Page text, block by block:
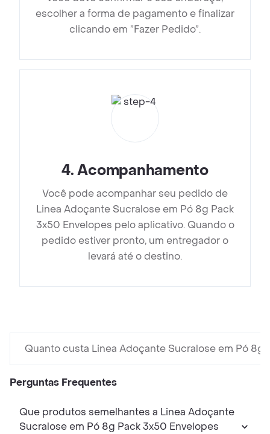
escolher a forma de pagamento e finalizar
clicando em ”Fazer Pedido”.
4.Acompanhamento
Você pode acompanhar seu pedido de
Linea Adoçante Sucralose em Pó 8g Pack
3x50 Envelopes pelo aplicativo. Quando o
pedido estiver pronto, um entregador o
levará até o destino.
Quanto custa Linea Adoçante Sucralose em Pó 8g
Perguntas Frequentes
Que produtos semelhantes a Linea Adoçante
Sucralose em Pó 8g Pack 3x50 Envelopes